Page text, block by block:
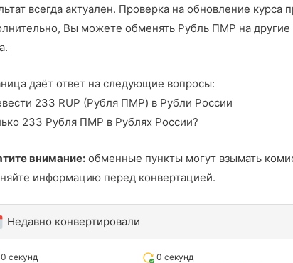
всегда актуален. Проверка на обновление курса
Вы можете обменять Рубль ПМР на другие
даёт ответ на следующие вопросы:
233 RUP (Рубля ПМР) в Рубли России
233 Рубля ПМР в Рублях России?
внимание: обменные пункты могут взымать
информацию перед конвертацией.
Недавно конвертировали
0 секунд
0 секунд